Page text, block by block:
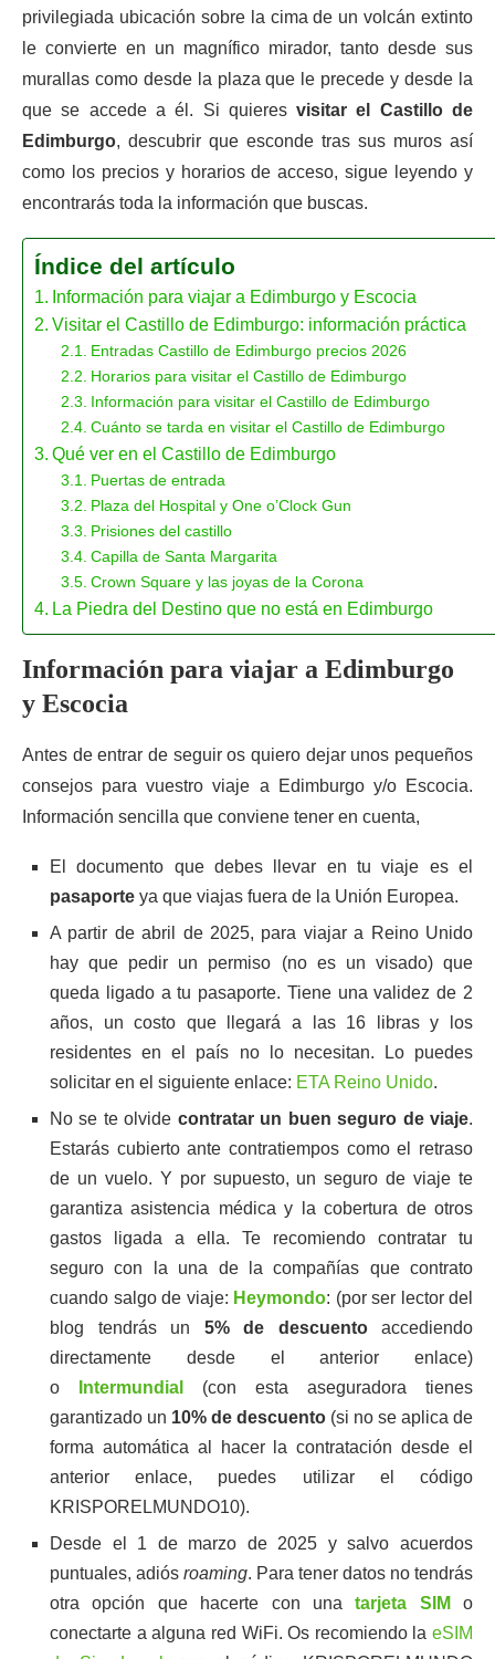
privilegiada ubicación sobre la cima de un volcán extinto
le convierte en un magnífico mirador, tanto desde sus
murallas como desde la plaza que le precede y desde la
que se accede a él. Si quieresvisitar el Castillo de
Edimburgo, descubrir que esconde tras sus muros así
como los precios y horarios de acceso, sigue leyendo y
encontrarás toda la información que buscas.
Índice del artículo
Información para viajar a Edimburgo y Escocia
Visitar el Castillo de Edimburgo: información práctica
Entradas Castillo de Edimburgo precios 2026
Horarios para visitar el Castillo de Edimburgo
Información para visitar el Castillo de Edimburgo
Cuánto se tarda en visitar el Castillo de Edimburgo
Qué ver en el Castillo de Edimburgo
Puertas de entrada
Plaza del Hospital y One o’Clock Gun
Prisiones del castillo
Capilla de Santa Margarita
Crown Square y las joyas de la Corona
La Piedra del Destino que no está en Edimburgo
Información para viajar a Edimburgo
y Escocia
Antes de entrar de seguir os quiero dejar unos pequeños
consejos para vuestro viaje a Edimburgo y/o Escocia.
Información sencilla que conviene tener en cuenta,
El documento que debes llevar en tu viaje es el
pasaporte ya que viajas fuera de la Unión Europea.
A partir de abril de 2025, para viajar a Reino Unido
hay que pedir un permiso (no es un visado) que
queda ligado a tu pasaporte. Tiene una validez de 2
años, un costo que llegará a las 16 libras y los
residentes en el país no lo necesitan. Lo puedes
solicitar en el siguiente enlace: ETA Reino Unido.
No se te olvide contratar un buen seguro de viaje.
Estarás cubierto ante contratiempos como el retraso
de un vuelo. Y por supuesto, un seguro de viaje te
garantiza asistencia médica y la cobertura de otros
gastos ligada a ella. Te recomiendo contratar tu
seguro con la una de la compañías que contrato
cuando salgo de viaje: Heymondo: (por ser lector del
blog tendrás un 5% de descuentoaccediendo
directamente desde el anterior enlace)
o
Intermundial
(con esta aseguradora tienes
garantizado un 10% de descuento (si no se aplica de
forma automática al hacer la contratación desde el
anterior enlace, puedes utilizar el código
KRISPORELMUNDO10).
Desde el 1 de marzo de 2025 y salvo acuerdos
puntuales, adiós roaming. Para tener datos no tendrás
otra opción que hacerte con unatarjeta SIM o
conectarte a alguna red WiFi. Os recomiendo la eSIM